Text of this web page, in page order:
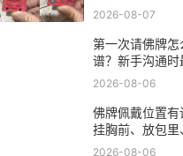
意什么
2026-08-07
第一次请佛牌怎
谱？新手沟通时
5 个问题
2026-08-06
佛牌佩戴位置有
挂胸前、放包里
分别注意什么？
2026-08-06